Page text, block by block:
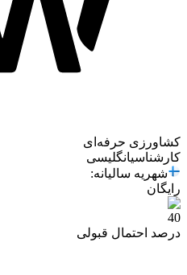
کشاورزی حرفه‌ای
کارشناسیانگلیسی
شهریه سالیانه:
رایگان
40
درصد احتمال قبولی